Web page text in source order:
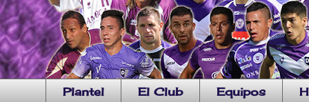
Plantel El Club Equipos